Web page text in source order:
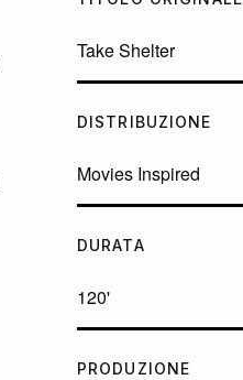
Take Shelter
DISTRIBUZIONE
Movies Inspired
DURATA
120'
PRODUZIONE